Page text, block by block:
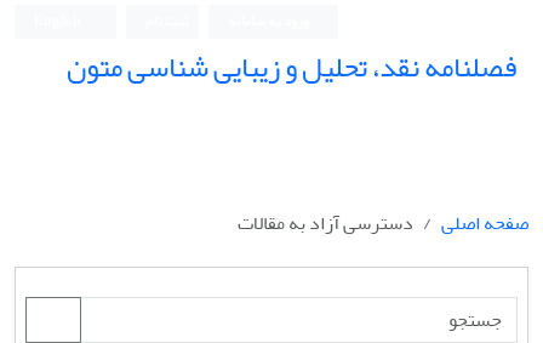
فصلنامه نقد، تحلیل و زیبایی شناسی متون
صفحه اصلی دسترسی آزاد به مقالات